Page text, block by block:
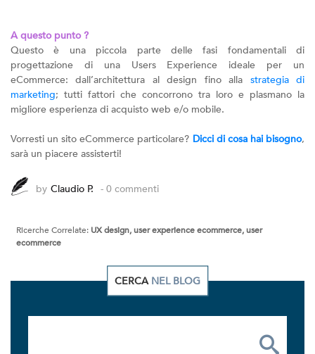
A questo punto ?
Questo è una piccola parte delle fasi fondamentali di
progettazione di una Users Experience ideale per un
eCommerce: dall’architettura al design fino alla strategia di
marketing; tutti fattori che concorrono tra loro e plasmano la
migliore esperienza di acquisto web e/o mobile.
Vorresti un sito eCommerce particolare? Dicci di cosa hai bisogno,
sarà un piacere assisterti!
by Claudio P. - 0 commenti
Ricerche Correlate: UX design, user experience ecommerce, user
ecommerce
CERCA NEL BLOG